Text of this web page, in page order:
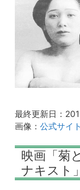
最終更新日：
画像： 公式サイト
映画「菊
ナキスト